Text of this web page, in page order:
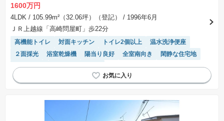
1600万円
4LDK / 105.99m²（32.06坪）（登記）
/ 1996年6月
ＪＲ上越線「高崎問屋町」歩22分
高機能トイレ 対面キッチン トイレ2個以上
温水洗浄便座
２面採光
浴室乾燥機 陽当り良好 全室南向き
閑静な住宅地
窓付き浴室
システムキッチン